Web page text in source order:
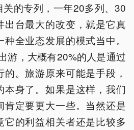
的专列，一年20多列、30
出台最大的改变，就是它真
全业态发展的模式当中。
游，大概有20%的人是通过
。旅游原来可能是手段，
身了。如果是这样，我们
肯定要更大一些。当然还是
的利益相关者还是比较多